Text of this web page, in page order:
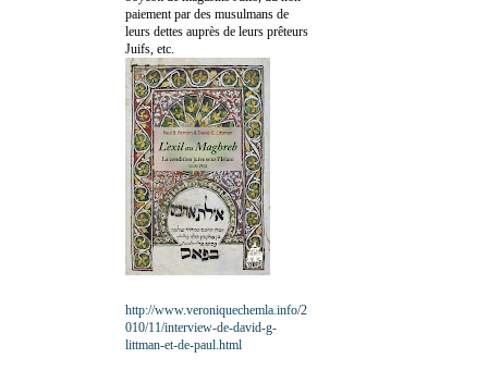
paiement par des musulmans de
leurs dettes auprès de leurs prêteurs
Juifs, etc.
http://www.veroniquechemla.info/2
010/11/interview-de-david-g-
littman-et-de-paul.html